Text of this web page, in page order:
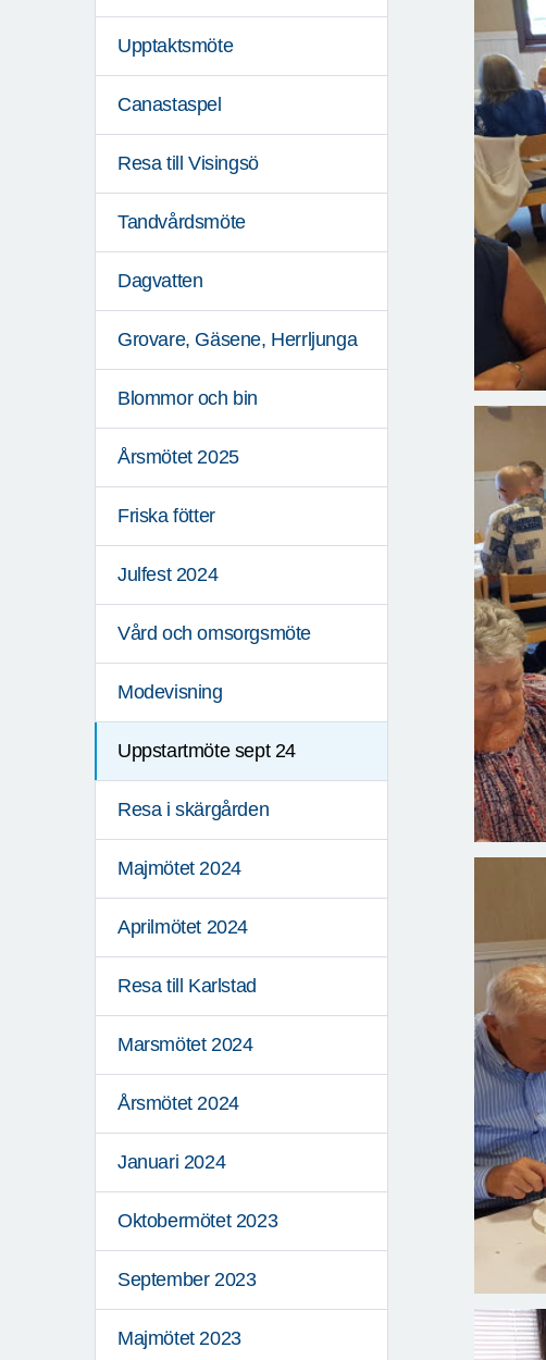
Upptaktsmöte
Canastaspel
Resa till Visingsö
Tandvårdsmöte
Dagvatten
Grovare, Gäsene, Herrljunga
Blommor och bin
Årsmötet 2025
Friska fötter
Julfest 2024
Vård och omsorgsmöte
Modevisning
Uppstartmöte sept 24
Resa i skärgården
Majmötet 2024
Aprilmötet 2024
Resa till Karlstad
Marsmötet 2024
Årsmötet 2024
Januari 2024
Oktobermötet 2023
September 2023
Majmötet 2023